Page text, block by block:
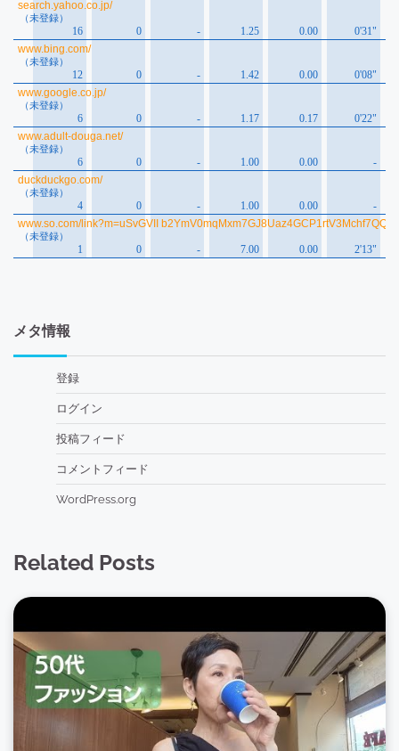
メタ情報
登録
ログイン
投稿フィード
コメントフィード
WordPress.org
Related Posts